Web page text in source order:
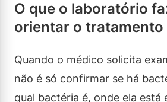
O que o laboratório
orientar o tratamento
Quando o médico solicita
não é só confirmar se há
qual bactéria é, onde ela está